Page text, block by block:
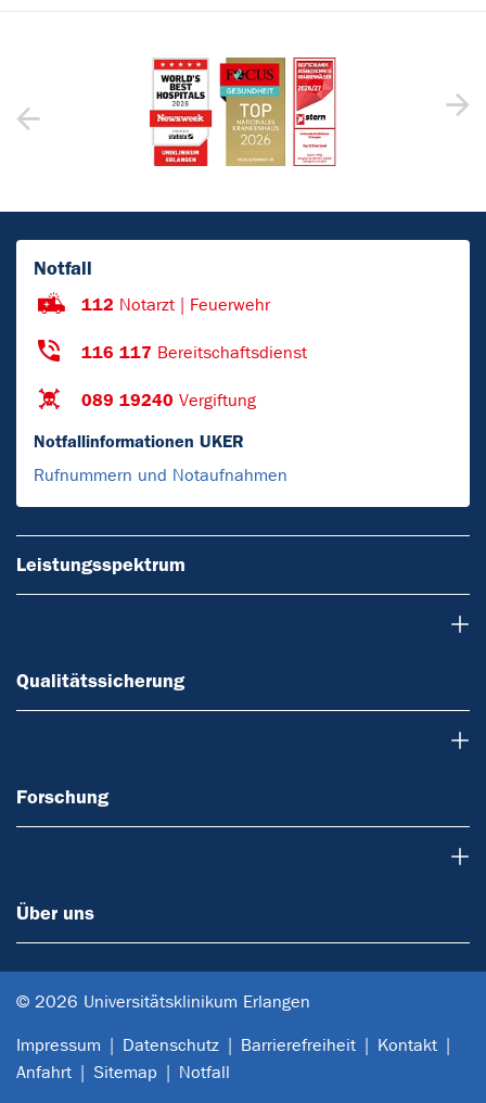
Notfall
112 Notarzt | Feuerwehr
116 117 Bereitschaftsdienst
089 19240 Vergiftung
Notfallinformationen UKER
Rufnummern und Notaufnahmen
Leistungsspektrum
Qualitätssicherung
Forschung
Über uns
© 2026 Universitätsklinikum Erlangen
Impressum Datenschutz Barrierefreiheit
Kontakt
Anfahrt
Sitemap Notfall